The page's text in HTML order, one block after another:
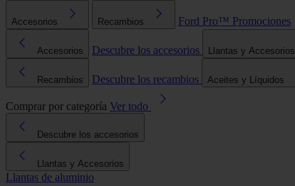
Accesorios Recambios Ford Pro™ Promociones
Accesorios Descubre los accesorios Llantas y Accesorios
Recambios Descubre los recambios Aceites y Líquidos
Comprar por categoría Ver todo
Descubre los accesorios
Llantas y Accesorios
Llantas de aluminio